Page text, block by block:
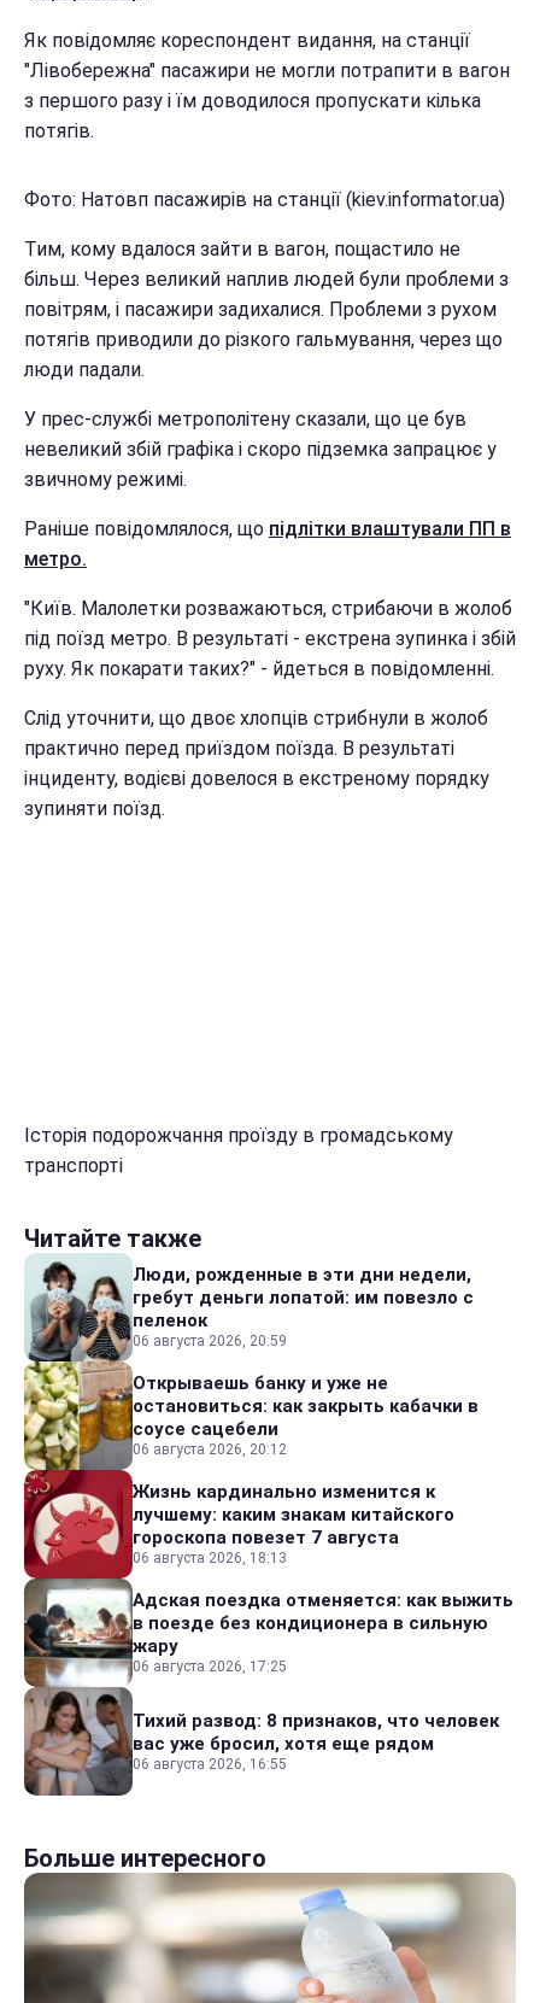
Як повідомляє кореспондент видання, на станції
"Лівобережна" пасажири не могли потрапити в вагон
з першого разу і їм доводилося пропускати кілька
потягів.
Фото: Натовп пасажирів на станції (kiev.informator.ua)
Тим, кому вдалося зайти в вагон, пощастило не
більш. Через великий наплив людей були проблеми з
повітрям, і пасажири задихалися. Проблеми з рухом
потягів приводили до різкого гальмування, через що
люди падали.
У прес-службі метрополітену сказали, що це був
невеликий збій графіка і скоро підземка запрацює у
звичному режимі.
Раніше повідомлялося, що підлітки влаштували ПП в
метро.
"Київ. Малолетки розважаються, стрибаючи в жолоб
під поїзд метро. В результаті - екстрена зупинка і збій
руху. Як покарати таких?" - йдеться в повідомленні.
Слід уточнити, що двоє хлопців стрибнули в жолоб
практично перед приїздом поїзда. В результаті
інциденту, водієві довелося в екстреному порядку
зупиняти поїзд.
Історія подорожчання проїзду в громадському
транспорті
Читайте также
Люди, рожденные в эти дни недели,
гребут деньги лопатой: им повезло с
пеленок
06 августа 2026, 20:59
Открываешь банку и уже не
остановиться: как закрыть кабачки в
соусе сацебели
06 августа 2026, 20:12
Жизнь кардинально изменится к
лучшему: каким знакам китайского
гороскопа повезет 7 августа
06 августа 2026, 18:13
Адская поездка отменяется: как выжить
в поезде без кондиционера в сильную
жару
06 августа 2026, 17:25
Тихий развод: 8 признаков, что человек
вас уже бросил, хотя еще рядом
06 августа 2026, 16:55
Больше интересного